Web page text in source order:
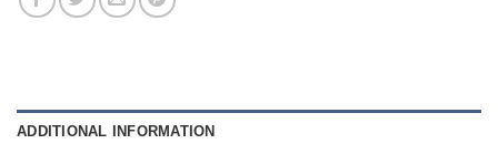
ADDITIONAL INFORMATION